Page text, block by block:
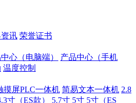
讯 荣誉证书
心（电脑端）
产品中心（手机
温度控制
摸屏PLC一体机 简易文本一体机 2.8
寸（ES款） 5.7寸 5寸 5寸（ES